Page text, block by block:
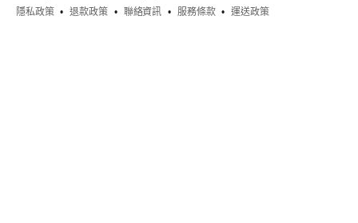
隱私政策
退款政策 聯絡資訊 服務條款 運送政策